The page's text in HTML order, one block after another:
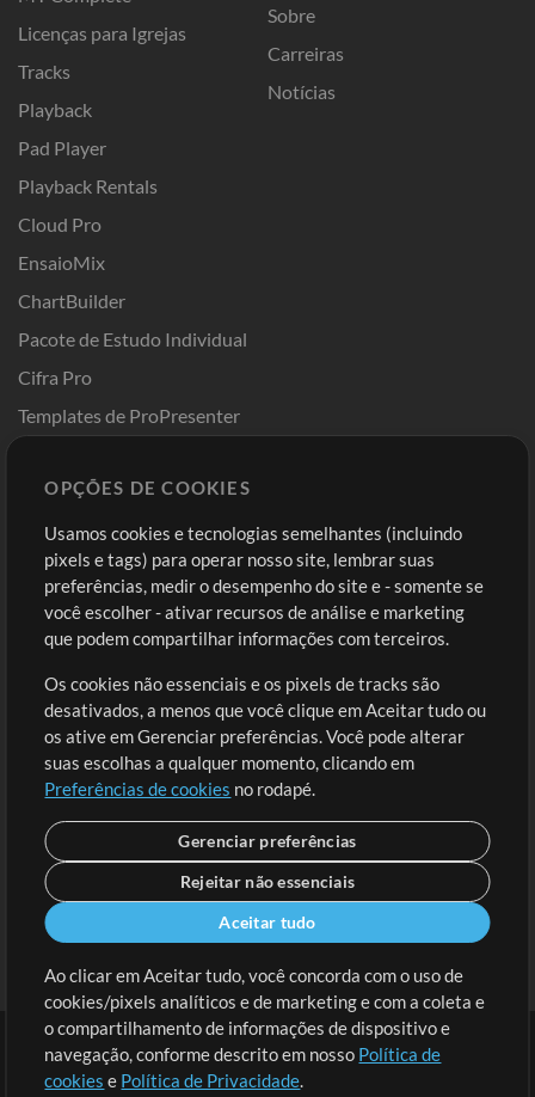
Licenças para Igrejas
Tracks
Playback
Pad Player
Playback Rentals
Cloud Pro
EnsaioMix
ChartBuilder
Pacote de Estudo Individual
Cifra Pro
Templates de ProPresenter
Sobre
Carreiras
Notícias
Comprar Créditos
Conteúdo Grátis
Solicite uma Música
Extras
Sessões
Envie seu conteúdo
Playlist
MT Conference
Entre
Cadastre-se
Ir ao carrinho
OPÇÕES DE COOKIES
Usamos cookies e tecnologias semelhantes (incluindo
pixels e tags) para operar nosso site, lembrar suas
preferências, medir o desempenho do site e - somente se
você escolher - ativar recursos de análise e marketing
que podem compartilhar informações com terceiros.
Os cookies não essenciais e os pixels de tracks são
desativados, a menos que você clique em Aceitar tudo ou
os ative em Gerenciar preferências. Você pode alterar
suas escolhas a qualquer momento, clicando em
Preferências de cookies no rodapé.
Gerenciar preferências
Rejeitar não essenciais
Aceitar tudo
Ao clicar em Aceitar tudo, você concorda com o uso de
cookies/pixels analíticos e de marketing e com a coleta e
o compartilhamento de informações de dispositivo e
navegação, conforme descrito em nosso Política de
cookies e Política de Privacidade.